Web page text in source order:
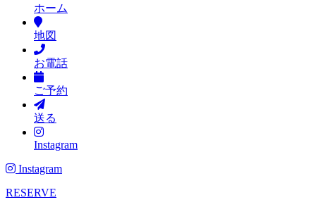
ホーム
地図
お電話
ご予約
送る
Instagram
Instagram
RESERVE